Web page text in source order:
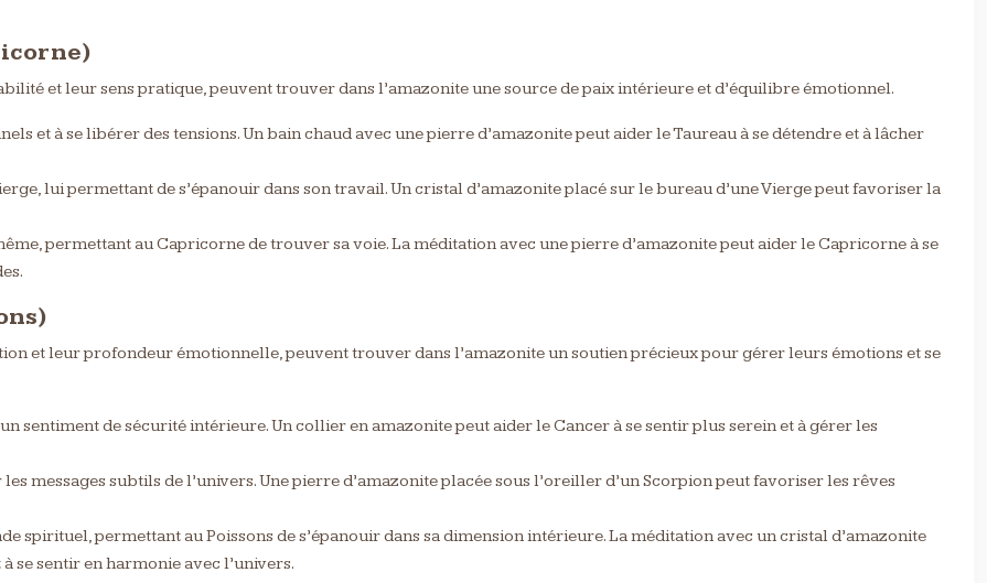
et leur sens pratique, peuvent trouver dans l’amazonite une source de paix intérieure et d’équilibre émotionnel.
et à se libérer des tensions. Un bain chaud avec une pierre d’amazonite peut aider le Taureau à se détendre et à lâcher
lui permettant de s’épanouir dans son travail. Un cristal d’amazonite placé sur le bureau d’une Vierge peut favoriser la
permettant au Capricorne de trouver sa voie. La méditation avec une pierre d’amazonite peut aider le Capricorne à se
et leur profondeur émotionnelle, peuvent trouver dans l’amazonite un soutien précieux pour gérer leurs émotions et se
sentiment de sécurité intérieure. Un collier en amazonite peut aider le Cancer à se sentir plus serein et à gérer les
messages subtils de l’univers. Une pierre d’amazonite placée sous l’oreiller d’un Scorpion peut favoriser les rêves
spirituel, permettant au Poissons de s’épanouir dans sa dimension intérieure. La méditation avec un cristal d’amazonite
se sentir en harmonie avec l’univers.